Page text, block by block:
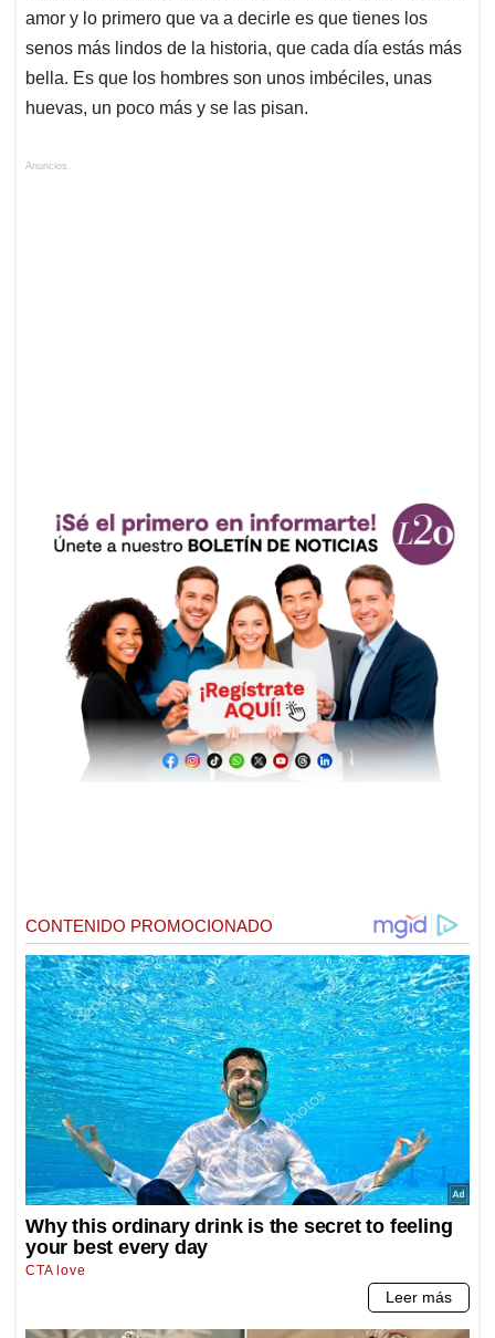
amor y lo primero que va a decirle es que tienes los
senos más lindos de la historia, que cada día estás más
bella. Es que los hombres son unos imbéciles, unas
huevas, un poco más y se las pisan.
Anuncios.